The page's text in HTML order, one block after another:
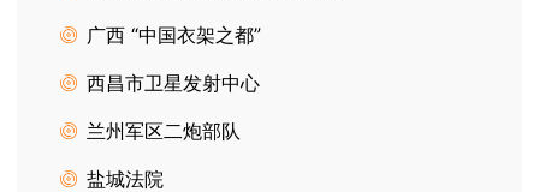
广西 “中国衣架之都”
西昌市卫星发射中心
兰州军区二炮部队
盐城法院